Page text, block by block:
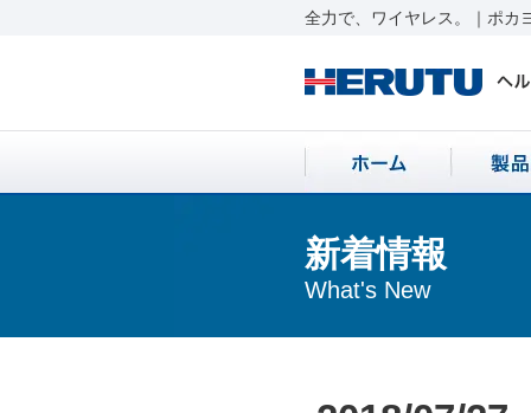
全力で、ワイヤレス。｜ポカ
新着情報
What's New